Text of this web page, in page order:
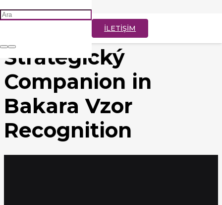
İLETİŞİM
Rabbit Road: Váš
Strategický
Companion in
Bakara Vzor
Recognition